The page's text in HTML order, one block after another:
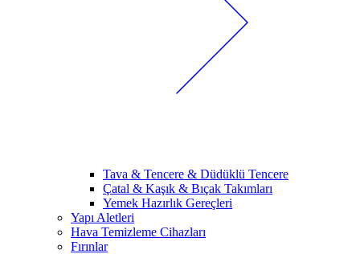
Tava & Tencere & Düdüklü Tencere
Çatal & Kaşık & Bıçak Takımları
Yemek Hazırlık Gereçleri
Yapı Aletleri
Hava Temizleme Cihazları
Fırınlar